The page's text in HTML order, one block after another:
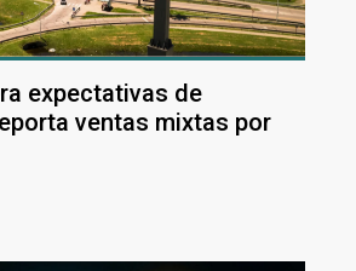
expectativas de
ventas mixtas por